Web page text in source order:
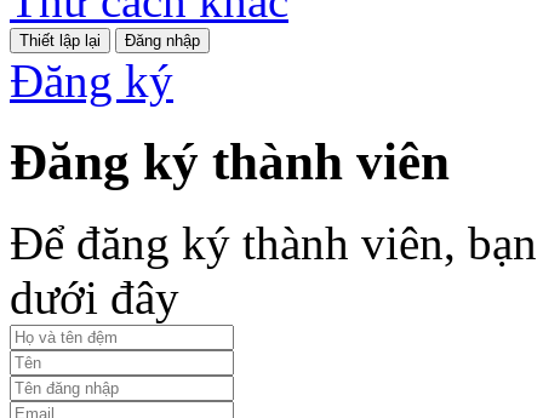
Đăng nhập
Đăng ký
Đăng ký thành viên
Để đăng ký thành viên,
dưới đây